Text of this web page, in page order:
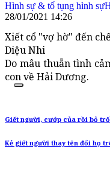
Hình sự & tố tụng hình sự
28/01/2021 14:26
Xiết cổ "vợ hờ" đến
Diệu Nhi
Do mâu thuẫn tình
con về Hải Dương.
Giết người, cướp của rồi bỏ
Kẻ giết người thay tên đổi họ